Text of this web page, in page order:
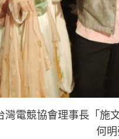
灣電競協會理事長「施
何